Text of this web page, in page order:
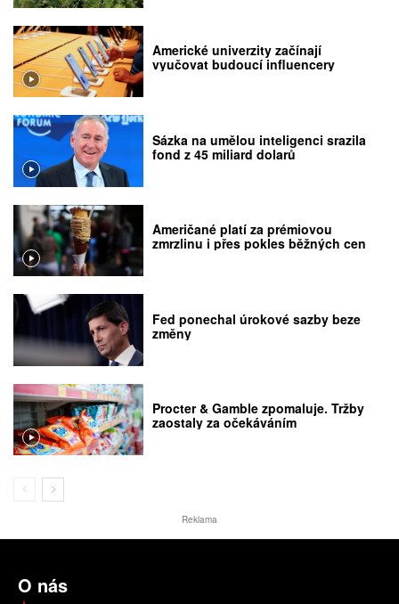
Americké univerzity začínají
vyučovat budoucí influencery
Sázka na umělou inteligenci srazila
fond z 45 miliard dolarů
Američané platí za prémiovou
zmrzlinu i přes pokles běžných cen
Fed ponechal úrokové sazby beze
změny
Procter & Gamble zpomaluje. Tržby
zaostaly za očekáváním
Reklama
O nás